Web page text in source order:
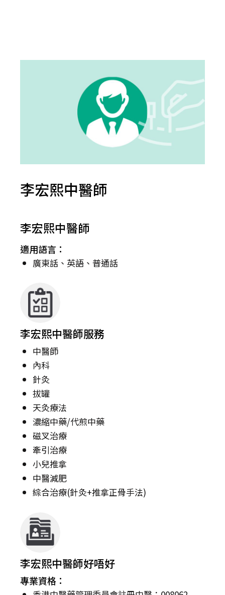
李宏熙中醫師
李宏熙中醫師
適用語言：
廣東話、英語、普通話
李宏熙中醫師服務
中醫師
內科
針灸
拔罐
天灸療法
濃縮中藥/代煎中藥
磁叉治療
牽引治療
小兒推拿
中醫減肥
綜合治療(針灸+推拿正骨手法)
李宏熙中醫師好唔好
專業資格：